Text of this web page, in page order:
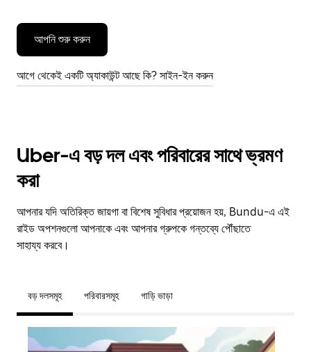
আপনি শুরু করুন
আগে থেকেই একটি অ্যাকাউন্ট আছে কি? সাইন-ইন করুন
Uber-এ বড় দল এবং পরিবারের সাথে ভ্রমণ
করা
আপনার যদি অতিরিক্ত জায়গা বা বিশেষ সুবিধার প্রয়োজন হয়, Bundu-এ এই
রাইড অপশনগুলো আপনাকে এবং আপনার গ্রুপকে গন্তব্যে পৌঁছাতে
সাহায্য করবে।
বড় দলসমূহ পরিবারসমূহ গাড়ি ভাড়া